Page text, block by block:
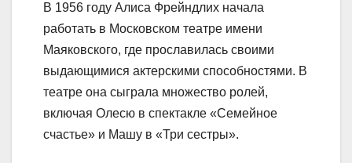
В 1956 году Алиса Фрейндлих начала
работать в Московском театре имени
Маяковского, где прославилась своими
выдающимися актерскими способностями. В
театре она сыграла множество ролей,
включая Олесю в спектакле «Семейное
счастье» и Машу в «Три сестры».